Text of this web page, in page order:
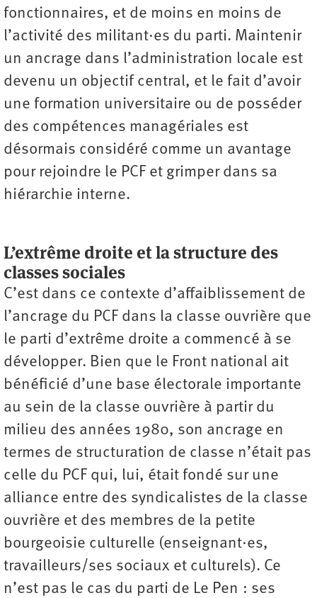
fonctionnaires, et de moins en moins de
l’activité des militant·es du parti. Maintenir
un ancrage dans l’administration locale est
devenu un objectif central, et le fait d’avoir
une formation universitaire ou de posséder
des compétences managériales est
désormais considéré comme un avantage
pour rejoindre le PCF et grimper dans sa
hiérarchie interne.
L’extrême droite et la structure des
classes sociales
C’est dans ce contexte d’affaiblissement de
l’ancrage du PCF dans la classe ouvrière que
le parti d’extrême droite a commencé à se
développer. Bien que le Front national ait
bénéficié d’une base électorale importante
au sein de la classe ouvrière à partir du
milieu des années 1980, son ancrage en
termes de structuration de classe n’était pas
celle du PCF qui, lui, était fondé sur une
alliance entre des syndicalistes de la classe
ouvrière et des membres de la petite
bourgeoisie culturelle (enseignant·es,
travailleurs/ses sociaux et culturels). Ce
n’est pas le cas du parti de Le Pen : ses